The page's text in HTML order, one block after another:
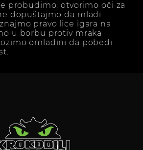
probudimo: otvorimo oči za
dopuštajmo da mladi
pravo lice igara na
u borbu protiv mraka
omladini da pobedi